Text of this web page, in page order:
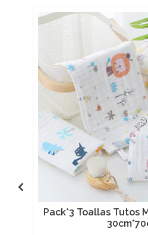
Pack*3 Toallas Tutos